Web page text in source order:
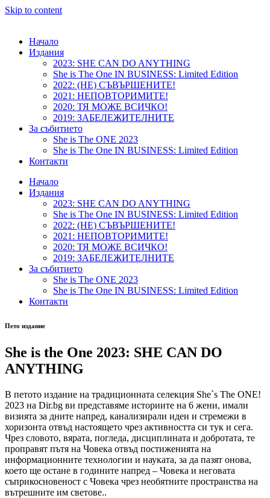
Skip to content
Начало
Издания
2023: SHE CAN DO ANYTHING
She is The One IN BUSINESS: Limited Edition
2022: (НЕ) СЪВЪРШЕНИТЕ!
2021: НЕПОВТОРИМИТЕ!
2020: ТЯ МОЖЕ ВСИЧКО!
2019: ЗАБЕЛЕЖИТЕЛНИТЕ
За събитието
She is The ONE 2023
She is The One IN BUSINESS: Limited Edition
Контакти
Начало
Издания
2023: SHE CAN DO ANYTHING
She is The One IN BUSINESS: Limited Edition
2022: (НЕ) СЪВЪРШЕНИТЕ!
2021: НЕПОВТОРИМИТЕ!
2020: ТЯ МОЖЕ ВСИЧКО!
2019: ЗАБЕЛЕЖИТЕЛНИТЕ
За събитието
She is The ONE 2023
She is The One IN BUSINESS: Limited Edition
Контакти
Пето издание
She is the One 2023: SHE CAN DO
ANYTHING
В петото издание на традиционната селекция She`s The ONE!
2023 на Dir.bg ви представяме историите на 6 жени, имали
визията за дните напред, канализирали идеи и стремежи в
хоризонта отвъд настоящето чрез активността си тук и сега.
Чрез словото, вярата, погледа, дисциплината и добротата, те
проправят пътя на Човека отвъд постиженията на
информационните технологии и науката, за да пазят онова,
което ще остане в годините напред – Човека и неговата
съприкосновеност с Човека чрез необятните пространства на
вътрешните им светове..